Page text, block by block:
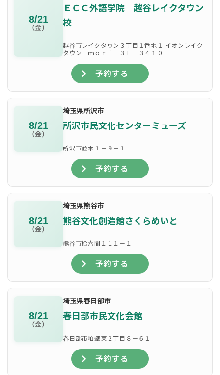
8/21
（金）
ＥＣＣ外語学院 越谷レイクタウン
校
越谷市レイクタウン３丁目１番地１ イオンレイク
タウン ｍｏｒｉ ３Ｆ－３４１０
予約する
8/21
（金）
埼玉県所沢市
所沢市民文化センターミューズ
所沢市並木１－９－１
予約する
8/21
（金）
埼玉県熊谷市
熊谷文化創造館さくらめいと
熊谷市拾六間１１１－１
予約する
8/21
（金）
埼玉県春日部市
春日部市民文化会館
春日部市粕壁東２丁目８－６１
予約する